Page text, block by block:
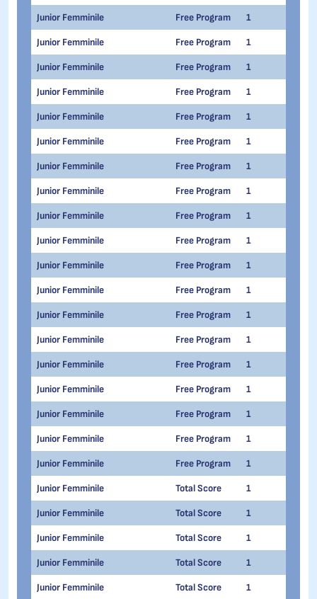
Junior Femminile Free Program 1
Junior Femminile Free Program 1
Junior Femminile Free Program 1
Junior Femminile Free Program 1
Junior Femminile Free Program 1
Junior Femminile Free Program 1
Junior Femminile Free Program 1
Junior Femminile Free Program 1
Junior Femminile Free Program 1
Junior Femminile Free Program 1
Junior Femminile Free Program 1
Junior Femminile Free Program 1
Junior Femminile Free Program 1
Junior Femminile Free Program 1
Junior Femminile Free Program 1
Junior Femminile Free Program 1
Junior Femminile Free Program 1
Junior Femminile Free Program 1
Junior Femminile Free Program 1
Junior Femminile Total Score 1
Junior Femminile Total Score 1
Junior Femminile Total Score 1
Junior Femminile Total Score 1
Junior Femminile Total Score 1